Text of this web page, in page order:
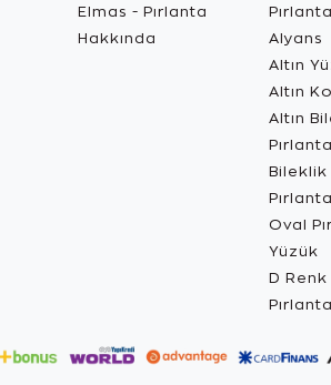
Elmas - Pırlanta
Hakkında
Alyans
Altın
Altın
Altın
Bileklik
Oval
Yüzük
D Renk
Pırlanta